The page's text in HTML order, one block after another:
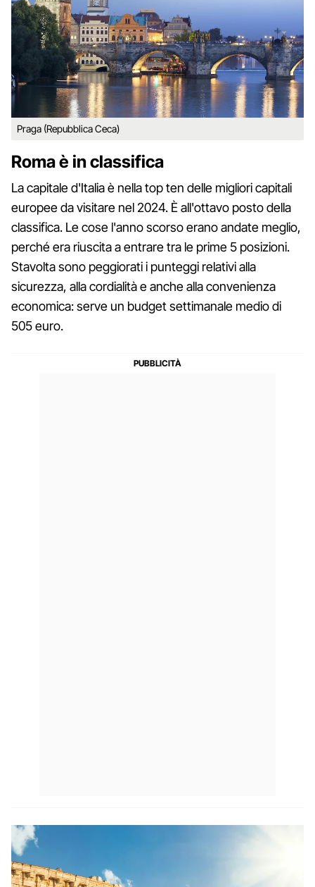
Praga (Repubblica Ceca)
Roma è in classifica
La capitale d'Italia è nella top ten delle migliori capitali
europee da visitare nel 2024. È all'ottavo posto della
classifica. Le cose l'anno scorso erano andate meglio,
perché era riuscita a entrare tra le prime 5 posizioni.
Stavolta sono peggiorati i punteggi relativi alla
sicurezza, alla cordialità e anche alla convenienza
economica: serve un budget settimanale medio di
505 euro.